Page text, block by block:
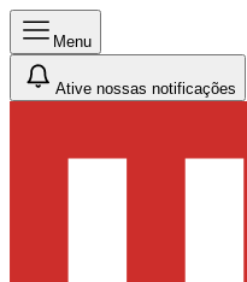
Menu
Ative nossas notificações